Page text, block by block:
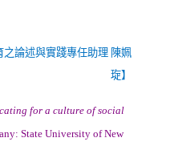
論述與實踐專任助理 陳姵
琁】
for a culture of social
State University of New